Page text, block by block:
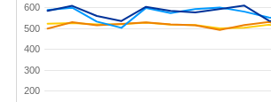
200
300
400
500
600